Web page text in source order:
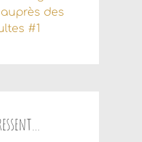
des
#1